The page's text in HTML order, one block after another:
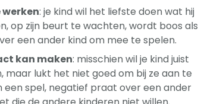
: je kind wil het liefste doen wat hij
op zijn beurt te wachten, wordt boos als
een ander kind om mee te spelen.
kan maken: misschien wil je kind juist
lukt het niet goed om bij ze aan te
spel, negatief praat over een ander